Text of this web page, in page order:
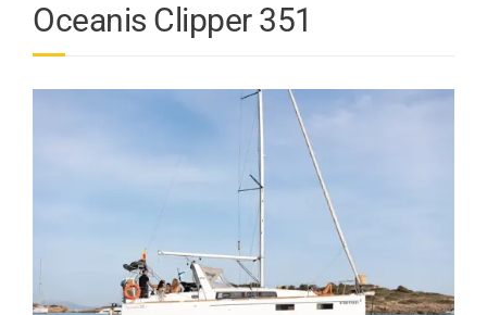
Oceanis Clipper 351